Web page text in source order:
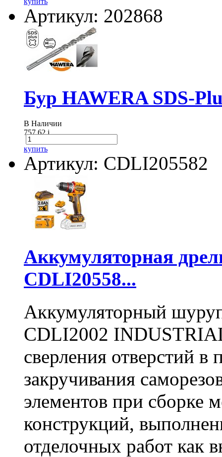
Артикул: 202868
Бур HAWERA SDS-
В Наличии
757.62i
купить
Артикул: CDLI205582
Аккумуляторная
CDLI20558...
Аккумуляторный
CDLI2002
сверления отверстий в
закручивания
элементов при сборке
конструкций,
отделочных работ как